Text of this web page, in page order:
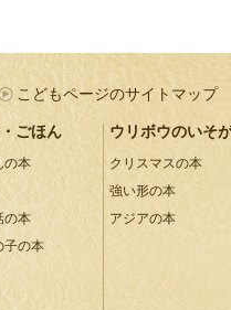
こどもページのサイトマップ
ごほん
の本
の本
子の本
ウリボウのいそ
クリスマスの本
強い形の本
アジアの本